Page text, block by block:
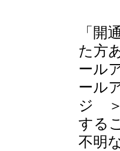
「開
た方
ール
ール
ジ
する
不明